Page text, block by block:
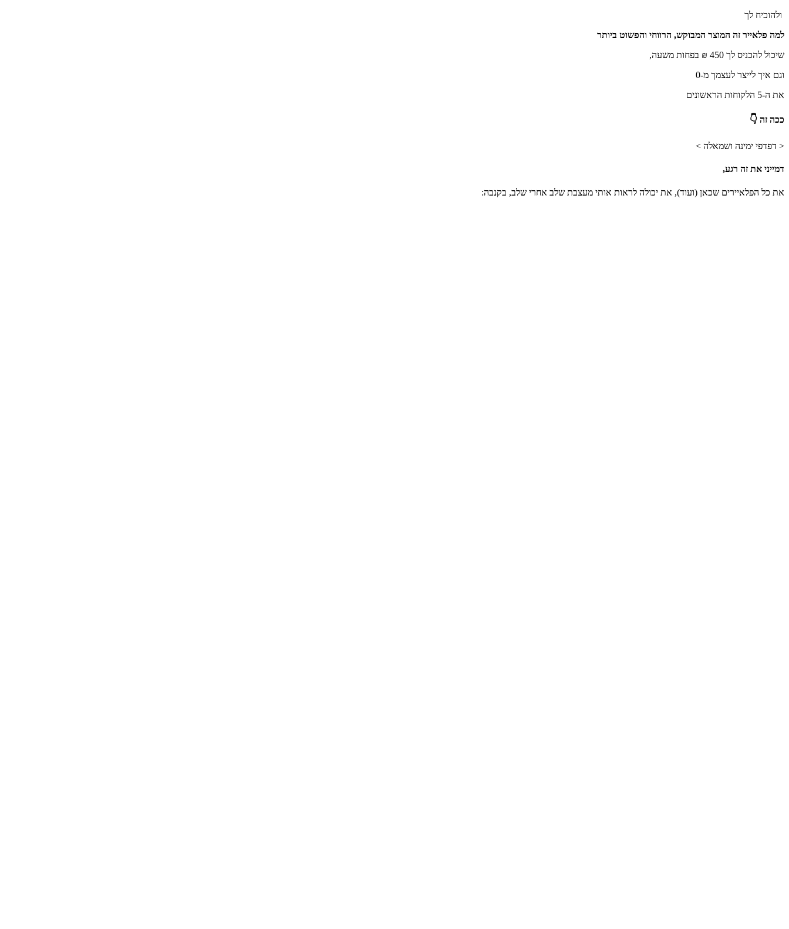
ולהוכיח לך
למה פלאייר זה המוצר המבוקש, הרווחי והפשוט ביותר
שיכול להכניס לך 450 ₪ בפחות משעה,
וגם איך לייצר לעצמך מ-0
את ה-5 הלקוחות הראשונים
ככה זה 👇
< דפדפי ימינה ושמאלה >
דמייני את זה רגע,
את כל הפלאיירים שכאן (ועוד), את יכולה לראות אותי מעצבת שלב אחרי שלב, בקנבה: